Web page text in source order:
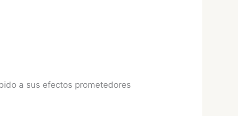
a sus efectos prometedores